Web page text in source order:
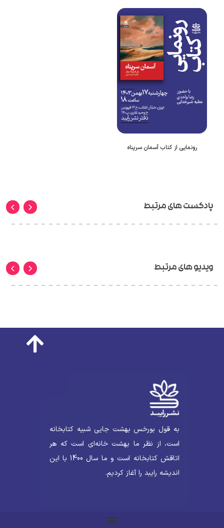
رونمایی از کتاب آسمان سرپناه
پادکست های مرتبط
ویدیو های مرتبط
به قول بورخس بهشت جایی شبیه کتابخانه
است، از نظر ما بهشت خانه‌ای است که هر
اتاقش کتابخانه است و ما سال 1400 با این
اندیشه رایبد را آغاز کردیم.